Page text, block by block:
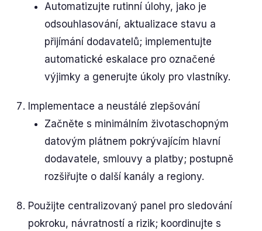
Automatizujte rutinní úlohy, jako je
odsouhlasování, aktualizace stavu a
přijímání dodavatelů; implementujte
automatické eskalace pro označené
výjimky a generujte úkoly pro vlastníky.
Implementace a neustálé zlepšování
Začněte s minimálním životaschopným
datovým plátnem pokrývajícím hlavní
dodavatele, smlouvy a platby; postupně
rozšiřujte o další kanály a regiony.
Použijte centralizovaný panel pro sledování
pokroku, návratností a rizik; koordinujte s